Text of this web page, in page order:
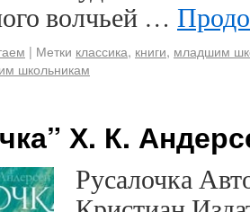
волчьей …
| Метки классика, книги, младшим
школьникам
Х. К.
Русалочка